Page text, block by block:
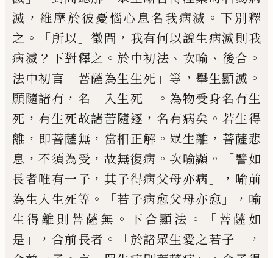
滅 ， 維摩於彼憂惱心息名我病滅 。 下別釋
之 。「所以 」徵問 ， 我有何以說生病滅則我
病滅 ？ 下對釋之 。 於中初法 、 次喻 、 後合 。
法中初言 「菩薩為生生死 」等 ， 舉生顯滅 。
願隨諸有 ， 名 「入生死 」。 為物受身名有生
死 ， 有生死故諸苦隨逐 ， 名有病矣 。 若生得
離 ， 即菩薩無 ， 當相正解 。 眾生離 ， 菩薩悲
息 ，不須為受 ， 故無復病 。 次喻顯 。「譬如
長者唯有一子 ， 其子得病父母亦病 」， 喻前
為生入生死等 。「若子病愈父母亦愈 」， 喻
生得離則菩薩無 。 下合顯法 。「菩薩如
是 」， 合前長者 。「於諸眾生愛之若子 」，